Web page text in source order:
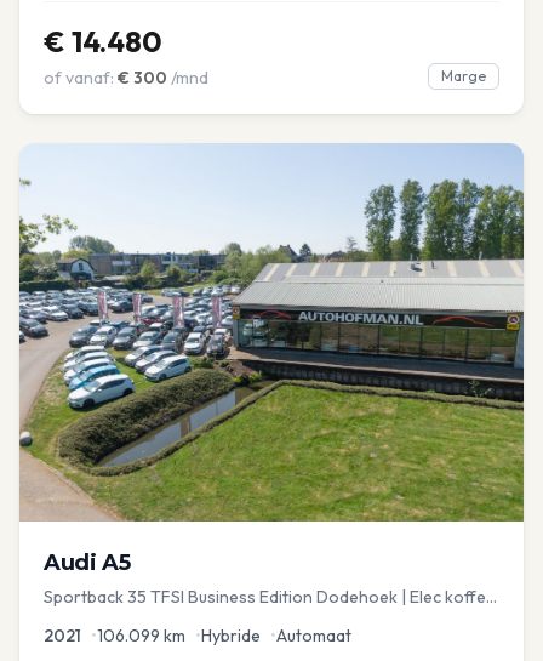
€ 14.480
of vanaf: € 300 /mnd Marge
Audi A5
Sportback 35 TFSI Business Edition Dodehoek | Elec koffer
2021 •106.099 km •Hybride •Automaat